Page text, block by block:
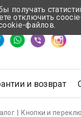
ответа ≈ 5 мин
и возврат
Кнопки и
получать
отключить
файлов.